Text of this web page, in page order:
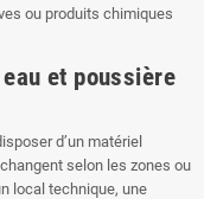
ou produits chimiques
et poussière
d’un matériel
selon les zones ou
local technique, une